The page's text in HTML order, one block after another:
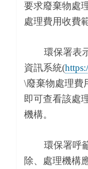
要求廢棄物處
處理費用收費
環保署表示
資訊系統(
\廢棄物處理費
即可查看該處
機構。
環保署呼籲
除、處理機構